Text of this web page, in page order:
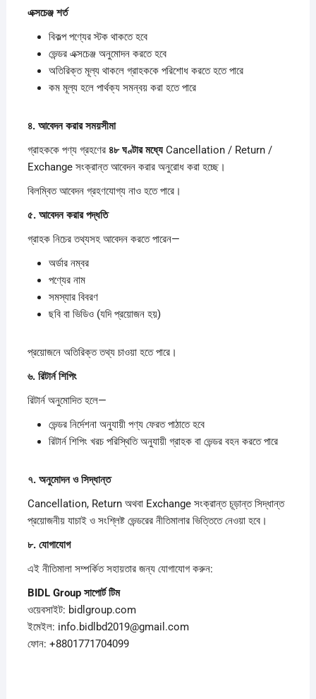
এক্সচেঞ্জ শর্ত
বিকল্প পণ্যের স্টক থাকতে হবে
ভেন্ডর এক্সচেঞ্জ অনুমোদন করতে হবে
অতিরিক্ত মূল্য থাকলে গ্রাহককে পরিশোধ করতে হতে পারে
কম মূল্য হলে পার্থক্য সমন্বয় করা হতে পারে
৪. আবেদনকরারসময়সীমা
গ্রাহককে পণ্য গ্রহণের ৪৮ঘণ্টারমধ্যেCancellation / Return /
Exchange সংক্রান্ত আবেদন করার অনুরোধ করা হচ্ছে।
বিলম্বিত আবেদন গ্রহণযোগ্য নাও হতে পারে।
৫. আবেদনকরারপদ্ধতি
গ্রাহক নিচের তথ্যসহ আবেদন করতে পারেন—
অর্ডার নম্বর
পণ্যের নাম
সমস্যার বিবরণ
ছবি বা ভিডিও (যদি প্রয়োজন হয়)
প্রয়োজনে অতিরিক্ত তথ্য চাওয়া হতে পারে।
৬. রিটার্নশিপিং
রিটার্ন অনুমোদিত হলে—
ভেন্ডর নির্দেশনা অনুযায়ী পণ্য ফেরত পাঠাতে হবে
রিটার্ন শিপিং খরচ পরিস্থিতি অনুযায়ী গ্রাহক বা ভেন্ডর বহন করতে পারে
৭. অনুমোদনওসিদ্ধান্ত
Cancellation, Return অথবা Exchange সংক্রান্ত চূড়ান্ত সিদ্ধান্ত
প্রয়োজনীয় যাচাই ও সংশ্লিষ্ট ভেন্ডরের নীতিমালার ভিত্তিতে নেওয়া হবে।
৮. যোগাযোগ
এই নীতিমালা সম্পর্কিত সহায়তার জন্য যোগাযোগ করুন:
BIDL Group সাপোর্টটিম
ওয়েবসাইট: bidlgroup.com
ইমেইল: info.bidlbd2019@gmail.com
ফোন: +8801771704099